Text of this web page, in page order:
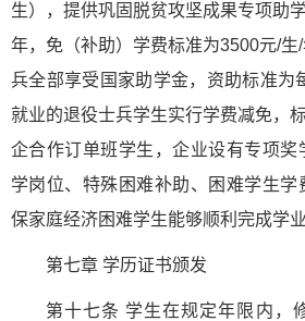
生），提供巩固脱贫攻坚成果专项助
年，免（补助）学费标准为3500元/
兵全部享受国家助学金，资助标准为
就业的退役士兵学生实行学费减免，
企合作订单班学生，企业设有专项奖
学岗位、特殊困难补助、困难学生学
保家庭经济困难学生能够顺利完成学业
第七章 学历证书颁发
第十七条 学生在规定年限内，